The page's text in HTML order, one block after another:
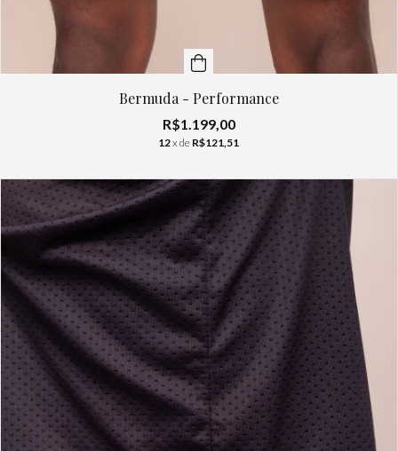
Bermuda - Performance
R$1.199,00
12x de R$121,51